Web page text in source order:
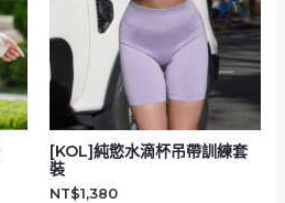
[KOL]純慾水滴杯吊帶訓練套
裝
NT$1,380